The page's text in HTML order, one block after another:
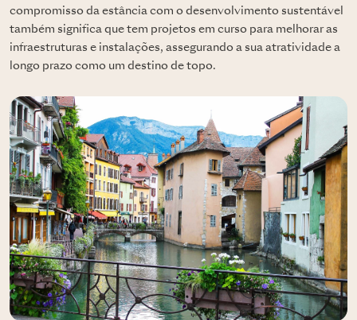
compromisso da estância com o desenvolvimento sustentável
também significa que tem projetos em curso para melhorar as
infraestruturas e instalações, assegurando a sua atratividade a
longo prazo como um destino de topo.